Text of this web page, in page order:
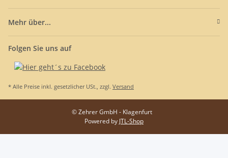
Mehr über...
Folgen Sie uns auf
* Alle Preise inkl. gesetzlicher USt., zzgl. Versand
© Zehrer GmbH - Klagenfurt
Powered by JTL-Shop